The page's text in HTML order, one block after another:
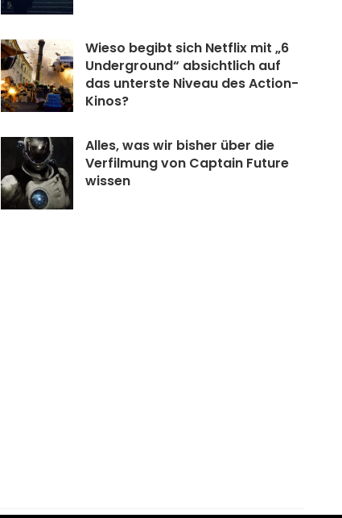
Wieso begibt sich Netflix mit „6
Underground“ absichtlich auf
das unterste Niveau des Action-
Kinos?
Alles, was wir bisher über die
Verfilmung von Captain Future
wissen